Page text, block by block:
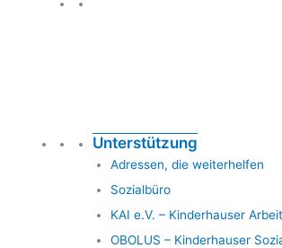
Unterstützung
Adressen, die weiterhelfen
Sozialbüro
KAI e.V. – Kinderhauser
OBOLUS – Kinderhauser